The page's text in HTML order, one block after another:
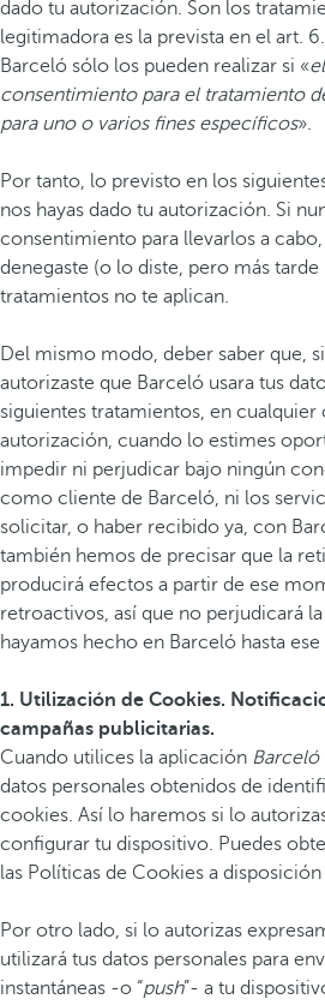
dado tu autorización. Son los
legitimadora es la prevista en el art.
Barceló sólo los pueden realizar si «
consentimiento para el tratamiento
para uno o varios fines específicos».
Por tanto, lo previsto en los
nos hayas dado tu autorización. Si
consentimiento para llevarlos a
denegaste (o lo diste, pero más
tratamientos no te aplican.
Del mismo modo, deber saber que,
autorizaste que Barceló usara tus
siguientes tratamientos, en cualquier
autorización, cuando lo estimes
impedir ni perjudicar bajo ningún
como cliente de Barceló, ni los
solicitar, o haber recibido ya, con
también hemos de precisar que la
producirá efectos a partir de ese
retroactivos, así que no perjudicará
hayamos hecho en Barceló hasta
1. Utilización de Cookies.
campañas publicitarias.
Cuando utilices la aplicación Barceló
datos personales obtenidos de
cookies. Así lo haremos si lo
configurar tu dispositivo. Puedes
las Políticas de Cookies a
Por otro lado, si lo autorizas
utilizará tus datos personales para
instantáneas -o “push”- a tu